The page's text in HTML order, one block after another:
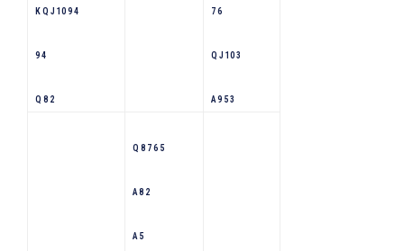
K Q J 10 9 4
9 4
Q 8 2
7 6
Q J 10 3
A 9 5 3
Q 8 7 6 5
A 8 2
A 5